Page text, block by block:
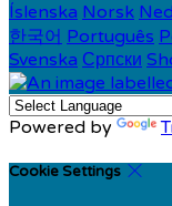
Íslenska Norsk
한국어 Português
Svenska Српски
Powered by
Cookie Settings